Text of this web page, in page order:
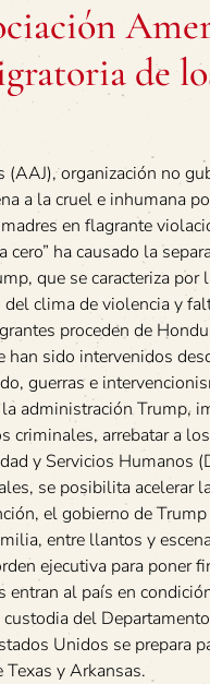
de
(AAJ), organización no
a la cruel e inhumana
en flagrante
ha causado la
que se caracteriza
clima de violencia y
proceden de
han sido intervenidos
guerras e
administración Trump,
criminales, arrebatar a
y Servicios Humanos
se posibilita acelerar
el gobierno de
entre llantos y
ejecutiva para poner
al país en
del
Unidos se
y Arkansas.